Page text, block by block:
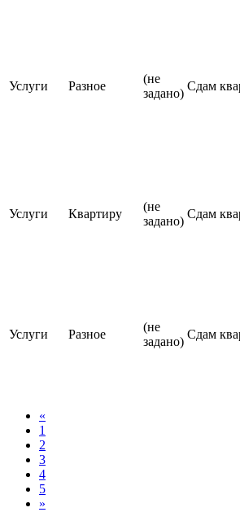
Услуги Разное
(не
задано)
Сдам
Услуги Квартиру
(не
задано)
Сдам
Услуги Разное
(не
задано)
Сдам
«
1
2
3
4
5
»